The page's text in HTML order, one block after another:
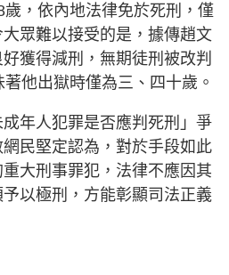
，依內地法律免於死刑，僅
眾難以接受的是，據傳趙文
獲得減刑，無期徒刑被改判
他出獄時僅為三、四十歲。
年人犯罪是否應判死刑」爭
民堅定認為，對於手段如此
大刑事罪犯，法律不應因其
以極刑，方能彰顯司法正義